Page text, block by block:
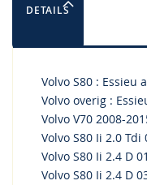
DETAILS
Volvo S80 : Essieu
Volvo overig :
Volvo V70 2008-
Volvo S80 Ii 2.0 Tdi
Volvo S80 Ii 2.4 D
Volvo S80 Ii 2.4 D